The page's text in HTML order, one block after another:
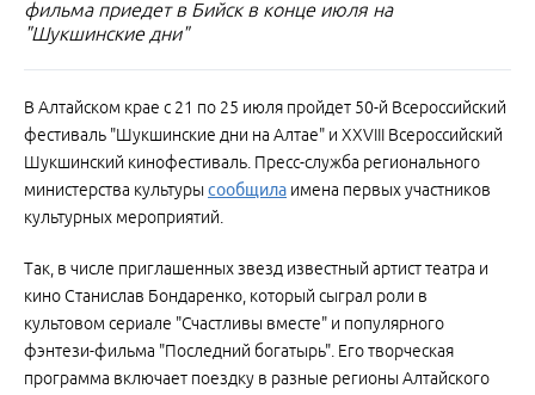
фильма приедет в Бийск в конце июля на
"Шукшинские дни"
В Алтайском крае с 21 по 25 июля пройдет 50-й Всероссийский
фестиваль "Шукшинские дни на Алтае" и XXVIII Всероссийский
Шукшинский кинофестиваль. Пресс-служба регионального
министерства культуры сообщила имена первых участников
культурных мероприятий.
Так, в числе приглашенных звезд известный артист театра и
кино Станислав Бондаренко, который сыграл роли в
культовом сериале "Счастливы вместе" и популярного
фэнтези-фильма "Последний богатырь". Его творческая
программа включает поездку в разные регионы Алтайского